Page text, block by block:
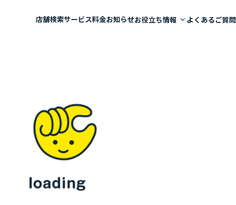
店舗検索サービス料金お知らせお役立ち情報 よくあるご質問